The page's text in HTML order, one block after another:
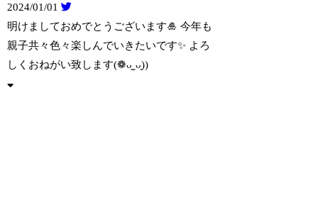
2024/01/01
明けましておめでとうございます🎍 今年も
親子共々色々楽しんでいきたいです✨ よろ
しくおねがい致します(❁ᴗ͈ˬᴗ͈))